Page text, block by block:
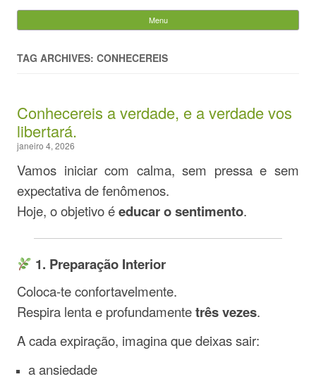
Evandro Legramonte
por:
Menu
TAG ARCHIVES: CONHECEREIS
Conhecereis a verdade, e a verdade vos
libertará.
janeiro 4, 2026
Vamos iniciar com calma, sem pressa e sem
expectativa de fenômenos.
Hoje, o objetivo éeducar o sentimento.
1. Preparação Interior
Coloca-te confortavelmente.
Respira lenta e profundamentetrês vezes.
A cada expiração, imagina que deixas sair:
a ansiedade